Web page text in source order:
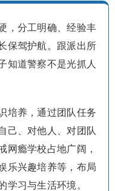
，分工明确、经验丰
保驾护航。跟派出所
知道警察不是光抓人
培养，通过团队任务
己、对他人、对团队
网瘾学校占地广阔，
乐兴趣培养等，布局
学习与生活环境。